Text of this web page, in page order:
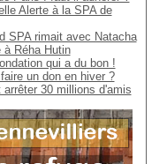
Alerte à la SPA de
SPA rimait avec Natacha
à Réha Hutin
qui a du bon !
un don en hiver ?
arrêter 30 millions d'amis